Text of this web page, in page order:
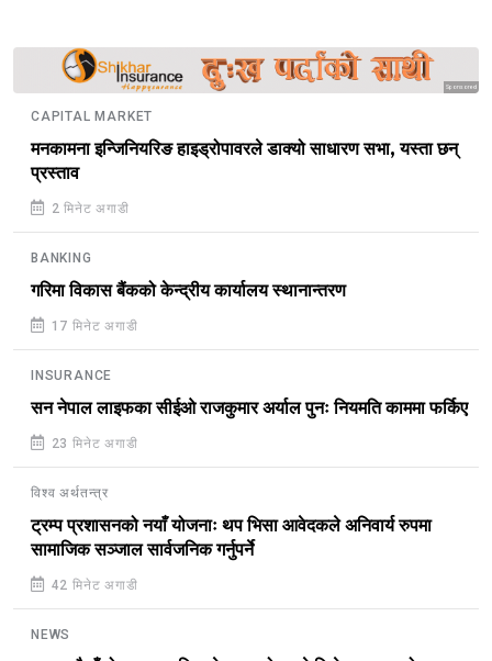
Sponsored
CAPITAL MARKET
मनकामना इन्जिनियरिङ हाइड्रोपावरले डाक्यो साधारण सभा, यस्ता छन्
प्रस्ताव
2 मिनेट अगाडी
BANKING
गरिमा विकास बैंकको केन्द्रीय कार्यालय स्थानान्तरण
17 मिनेट अगाडी
INSURANCE
सन नेपाल लाइफका सीईओ राजकुमार अर्याल पुनः नियमति काममा फर्किए
23 मिनेट अगाडी
विश्व अर्थतन्त्र
ट्रम्प प्रशासनको नयाँ योजनाः थप भिसा आवेदकले अनिवार्य रुपमा
सामाजिक सञ्जाल सार्वजनिक गर्नुपर्ने
42 मिनेट अगाडी
NEWS